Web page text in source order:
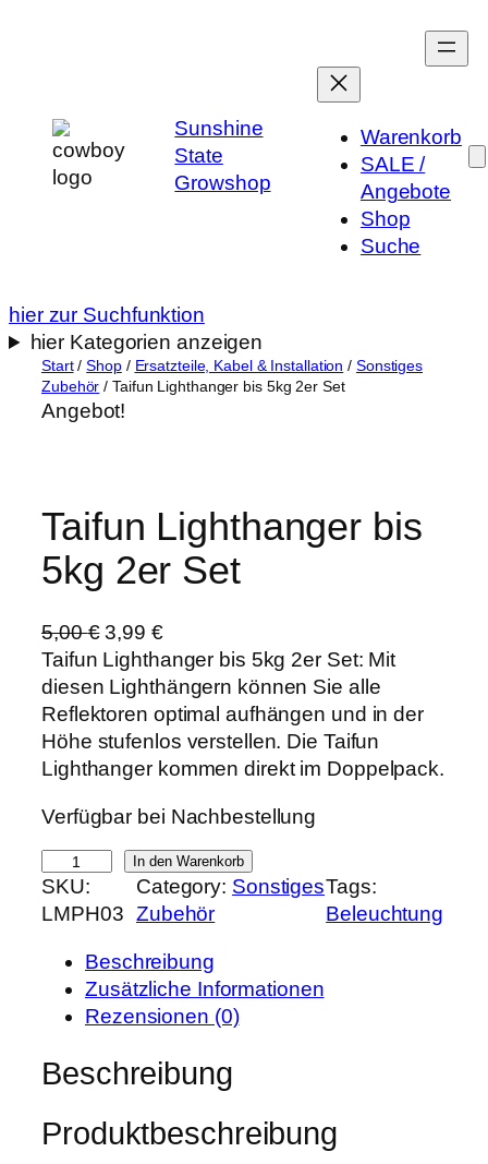
Sunshine
State
Growshop
Warenkorb
SALE /
Angebote
Shop
Suche
hier zur Suchfunktion
hier Kategorien anzeigen
Start/Shop/ Ersatzteile, Kabel & Installation / Sonstiges
Zubehör / Taifun Lighthanger bis 5kg 2er Set
Angebot!
Taifun Lighthanger bis
5kg 2er Set
5,00€ U
r
s
p
r
ü
g
l
i
c
e
r
P
e
s
w
3,99 €A
k
t
u
e
l
e
r
P
r
i
s
i
t
3
,
Taifun Lighthanger bis 5kg 2er Set: Mit
diesen Lighthängern können Sie alle
Reflektoren optimal aufhängen und in der
Höhe stufenlos verstellen. Die Taifun
Lighthanger kommen direkt im Doppelpack.
Verfügbar bei Nachbestellung
a
i
g
In den Warenkorb
SKU:
LMPH03
Category: Sonstiges
Zubehör
Tags:
Beleuchtung
Beschreibung
Zusätzliche Informationen
Rezensionen (0)
Beschreibung
Produktbeschreibung